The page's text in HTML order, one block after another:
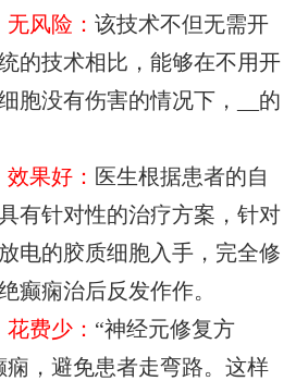
无风险：该技术不但无需开
的技术相比，能够在不用开
胞没有伤害的情况下，__的
果好： 医生根据患者的自
有针对性的治疗方案，针对
电的胶质细胞入手，完全修
癫痫治后反发作作。
费少： “神经元修复方
痫，避免患者走弯路。这样